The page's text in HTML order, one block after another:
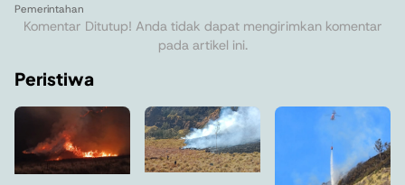
Pemerintahan
Komentar Ditutup! Anda tidak dapat mengirimkan komentar
pada artikel ini.
Peristiwa